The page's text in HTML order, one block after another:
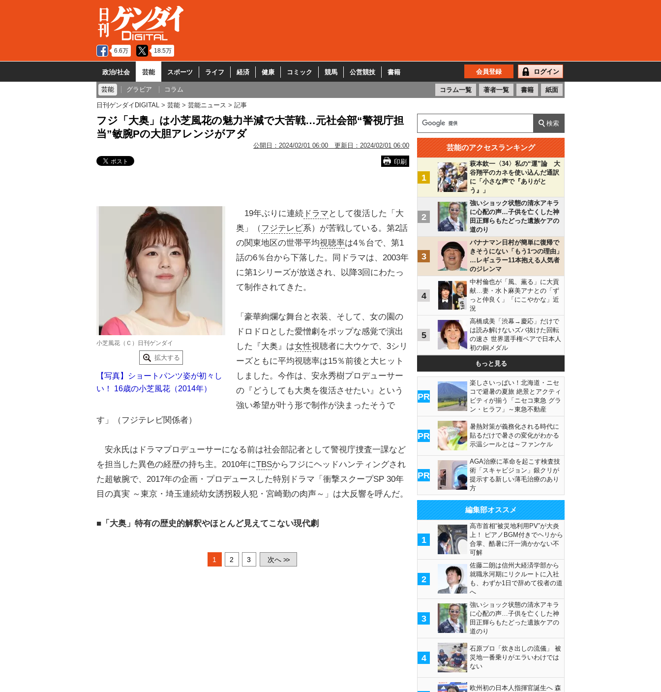
6.6万 18.5万
政治/社会 芸能 スポーツ ライフ 経済 健康 コミック 競馬 公営競技 書籍 会員登録 ログイン
芸能 グラビア コラム コラム一覧 著者一覧 書籍 紙面
日刊ゲンダイDIGITAL 芸能 芸能ニュース 記事
フジ「大奥」は小芝風花の魅力半減で大苦戦…元社会部“警視庁担
当”敏腕Pの大胆アレンジがアダ
公開日： 2024/02/01 06:00 更新日： 2024/02/01 06:00
印刷
小芝風花（Ｃ）日刊ゲンダイ
拡大する
【写真】ショートパンツ姿が初々し
い！ 16歳の小芝風花（2014年）
19年ぶりに連続 ドラマ として復活した「大
奥」（フジテレビ系）が苦戦している。第2話
の関東地区の世帯平均視聴率は4％台で、第1
話の6％台から下落した。同ドラマは、2003年
に第1シリーズが放送され、以降3回にわたっ
て制作されてきた。
「豪華絢爛な舞台と衣装、そして、女の園の
ドロドロとした愛憎劇をポップな感覚で演出
した『大奥』は女性視聴者に大ウケで、3シリ
ーズともに平均視聴率は15％前後と大ヒット
しました。今作は、安永秀樹プロデューサー
の『どうしても大奥を復活させたい』という
強い希望が叶う形で制作が決まったそうで
す」（フジテレビ関係者）
安永氏はドラマプロデューサーになる前は社会部記者として警視庁捜査一課など
を担当した異色の経歴の持ち主。2010年にTBSからフジにヘッドハンティングされ
た超敏腕で、2017年の企画・プロデュースした特別ドラマ「衝撃スクープSP 30年
目の真実 ～東京・埼玉連続幼女誘拐殺人犯・宮崎勤の肉声～」は大反響を呼んだ。
■「大奥」特有の歴史的解釈やほとんど見えてこない現代劇
1 2 3 次へ >>
芸能のアクセスランキング
1
萩本欽一〈34〉私の“運”論 大
谷翔平のカネを使い込んだ通訳
に「小さな声で『ありがと
う』」
2
強いショック状態の清水アキラ
に心配の声…子供を亡くした神
田正輝らもたどった遺族ケアの
道のり
3
バナナマン日村が簡単に復帰で
きそうにない「もう1つの理由」
…レギュラー11本抱える人気者
のジレンマ
4
中村倫也が「風、薫る」に大貢
献…妻・水卜麻美アナとの「ず
っと仲良く」「にこやかな」近
況
5
高橋成美「渋幕→慶応」だけで
は読み解けないズバ抜けた回転
の速さ 世界選手権ペアで日本人
初の銅メダル
もっと見る
PR
楽しさいっぱい！北海道・ニセ
コで避暑の夏旅 絶景とアクティ
ビティが揃う「ニセコ東急 グラ
ン・ヒラフ」～東急不動産
PR
暑熱対策が義務化される時代に
貼るだけで暑さの変化がわかる
示温シールとは～ファンケル
PR
AGA治療に革命を起こす検査技
術「スキャビジョン」銀クリが
提示する新しい薄毛治療のあり
方
編集部オススメ
1
高市首相“被災地利用PV”が大炎
上！ ピアノBGM付きでヘリから
合掌、酷暑に汗一滴かかない不
可解
2
佐藤二朗は信州大経済学部から
就職氷河期にリクルートに入社
も、わずか1日で辞めて役者の道
へ
3
強いショック状態の清水アキラ
に心配の声…子供を亡くした神
田正輝らもたどった遺族ケアの
道のり
4
石原プロ「炊き出しの流儀」 被
災地一番乗りがエラいわけでは
ない
欧州初の日本人指揮官誕生へ 森